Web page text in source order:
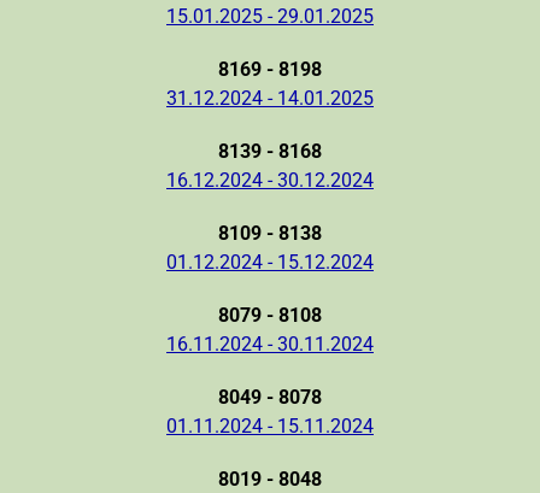
15.01.2025 - 29.01.2025
8169 - 8198
31.12.2024 - 14.01.2025
8139 - 8168
16.12.2024 - 30.12.2024
8109 - 8138
01.12.2024 - 15.12.2024
8079 - 8108
16.11.2024 - 30.11.2024
8049 - 8078
01.11.2024 - 15.11.2024
8019 - 8048